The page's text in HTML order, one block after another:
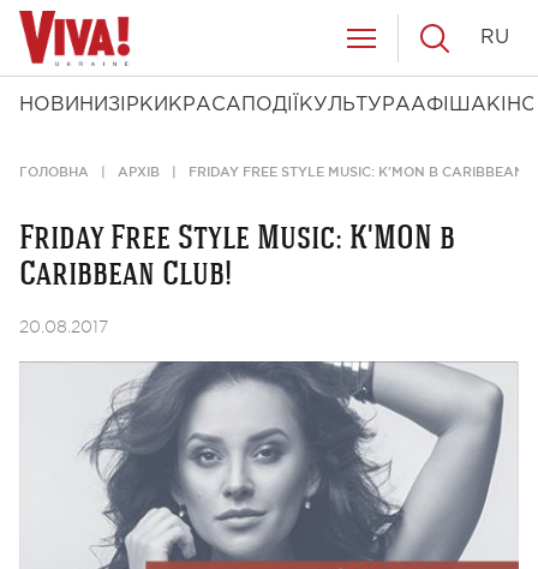
НОВИНИ ЗІРКИ КРАСА ПОДІЇ КУЛЬТУРААФІША КІНО
RU
ГОЛОВНА АРХІВ FRIDAY FREE STYLE MUSIC: K'MON В CARIBBEAN
Friday Free Style Music: K'MON в
Caribbean Club!
20.08.2017